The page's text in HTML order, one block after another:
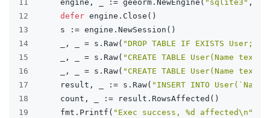
11
12
13
14
15
16
17
18
19
	engine, _ := geeorm.NewEngine(
"sqlite3" ,
defer engine.Close()
	s := engine.NewSession()
	_, _ = s.Raw(
"DROP TABLE IF EXISTS User;"
    _, _ = s.Raw(
"CREATE TABLE User(Name
    _, _ = s.Raw(
"CREATE TABLE User(Name
	result, _ := s.Raw(
"INSERT INTO
	count, _ := result.RowsAffected()
	fmt.Printf(
"Exec success, %d affected\n"